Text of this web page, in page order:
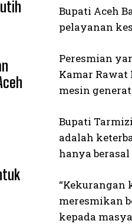
Bupati Aceh
pelayanan
Peresmian
Kamar Rawat
mesin
Bupati
adalah
hanya
“Kekurangan
meresmikan
kepada